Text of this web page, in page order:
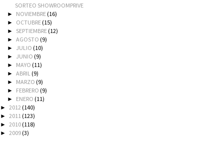
SORTEO SHOWROOMPRIVE
► NOVIEMBRE (16)
► OCTUBRE (15)
► SEPTIEMBRE (12)
►AGOSTO (9)
► JULIO (10)
► JUNIO (9)
► MAYO (11)
►ABRIL (9)
► MARZO (9)
► FEBRERO (9)
► ENERO (11)
► 2012 (140)
► 2011 (123)
► 2010 (118)
► 2009 (3)